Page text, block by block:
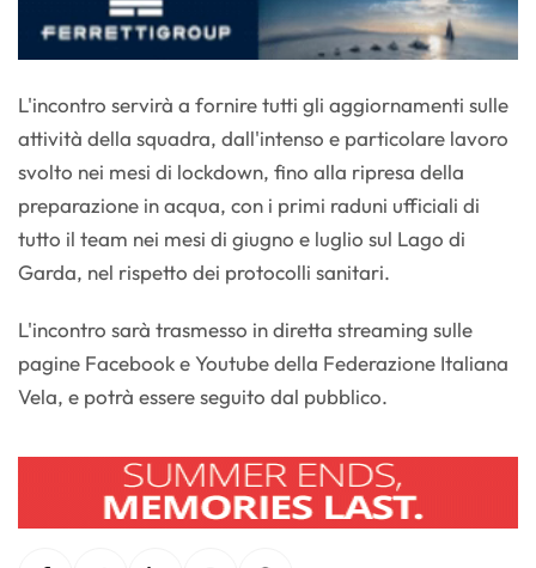
L'incontro servirà a fornire tutti gli aggiornamenti sulle
attività della squadra, dall'intenso e particolare lavoro
svolto nei mesi di lockdown, fino alla ripresa della
preparazione in acqua, con i primi raduni ufficiali di
tutto il team nei mesi di giugno e luglio sul Lago di
Garda, nel rispetto dei protocolli sanitari.
L'incontro sarà trasmesso in diretta streaming sulle
pagine Facebook e Youtube della Federazione Italiana
Vela, e potrà essere seguito dal pubblico.